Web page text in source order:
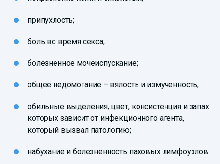
припухлость;
боль во время секса;
болезненное мочеиспускание;
общее недомогание – вялость и измученность;
обильные выделения, цвет, консистенция и запах
которых зависит от инфекционного агента,
который вызвал патологию;
набухание и болезненность паховых лимфоузлов.